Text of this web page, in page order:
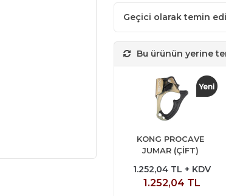
Geçici olarak temin
Bu ürünün yerine
KONG PROCAVE
JUMAR (ÇİFT)
1.252,04 TL + KDV
1.252,04 TL